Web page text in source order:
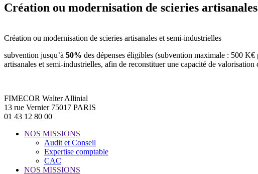
Création ou modernisation de scieries
Création ou modernisation de scieries artisanales et semi-industrielles
subvention jusqu’à 50% des dépenses éligibles (subvention maximale : 500
artisanales et semi-industrielles, afin de reconstituer une capacité de valorisation
FIMECOR Walter Allinial
13 rue Vernier 75017 PARIS
01 43 12 80 00
NOS MISSIONS
Audit et Conseil
Expertise comptable
CAC
NOS MISSIONS